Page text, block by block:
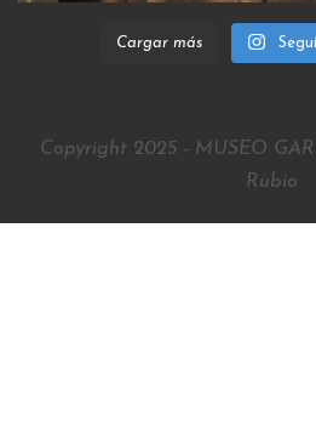
Cargar más
Copyright 2025 - MUSEO
Rubio